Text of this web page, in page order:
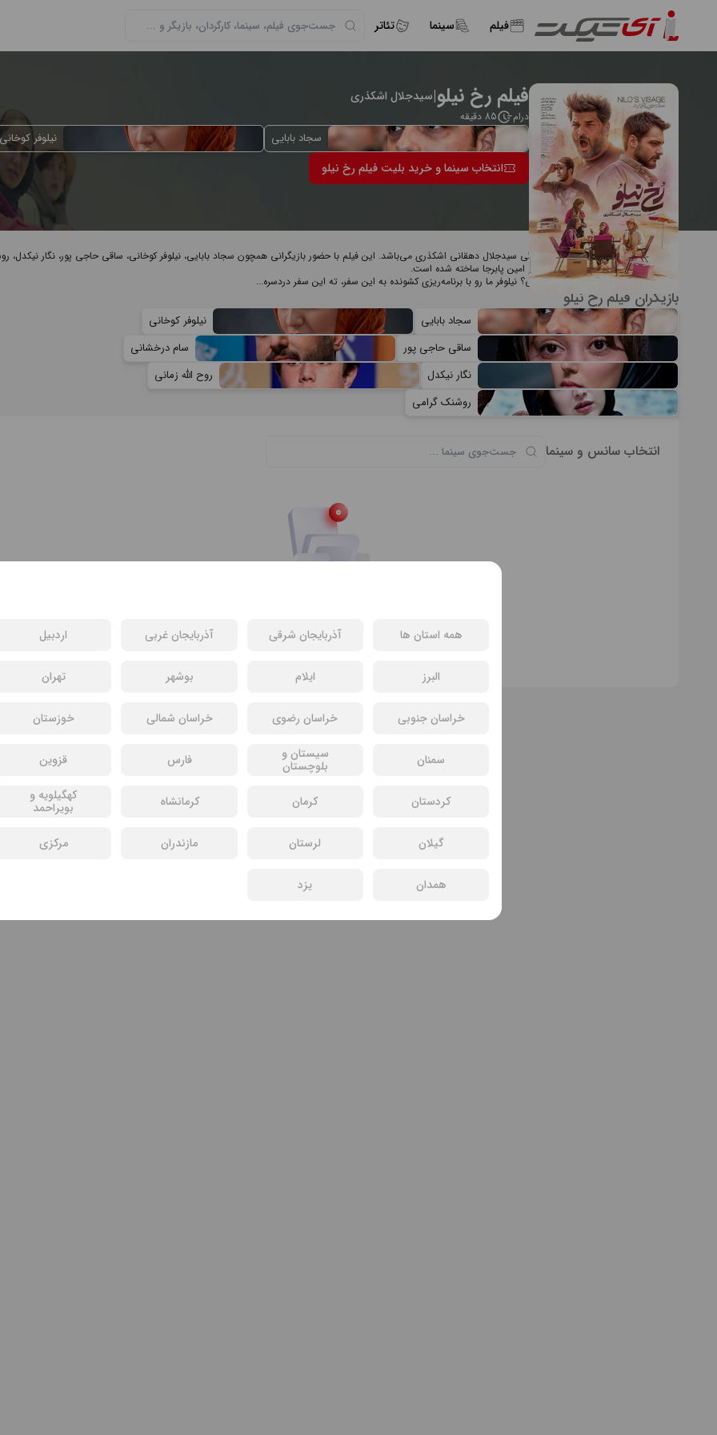
فیلم سینما تئاتر
همه استان ها آذربایجان شرقی آذربایجان غربی اردبیل
البرز ایلام بوشهر تهران
خراسان جنوبی
خراسان رضوی خراسان شمالی خوزستان
سمنان سیستان و
بلوچستان فارس قزوین
کردستان کرمان کرمانشاه کهگیلویه و
بویراحمد
گیلان لرستان مازندران مرکزی
همدان یزد
فیلم رخ نیلو|سیدجلال اشکذری
درام 85 دقیقه
سجاد بابایی نیلوفر کوخانی
انتخاب سینما و خرید بلیت فیلم رخ نیلو
درباره فیلم رخ نیلو
فیلم "رخ نیلو" به کارگردانی و تهیه‌کنندگی سیدجلال دهقانی اشکذری می‌باشد. این فیلم با حضور بازیگرانی همچون سجاد بابایی، نیلوفر کوخانی، ساقی حاجی پور، نگار نیکدل،
گرامی، سام درخشانی، روح الله زمانی و امین پابرجا ساخته شده است.
خلاصه داستان: حنا تو چرا اینقدر نگرانی؟ نیلوفر ما رو با برنامه‌ریزی کشونده به این سفر، ته این سفر دردسره...
بازیگران فیلم رخ نیلو
سجاد بابایی
نیلوفر کوخانی
ساقی حاجی پور
سام درخشانى
نگار نیکدل
روح الله زمانی
روشنک گرامی
انتخاب سانس و سینما